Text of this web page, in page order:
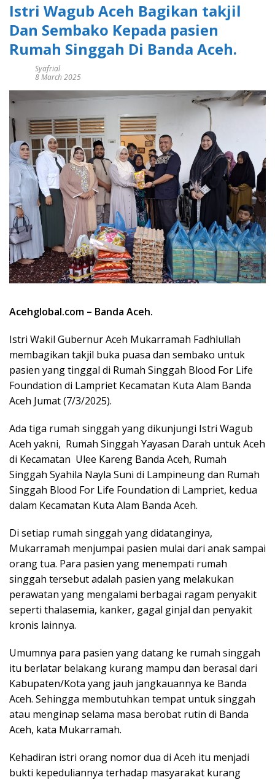
Istri Wagub Aceh Bagikan takjil
Dan Sembako Kepada pasien
Rumah Singgah Di Banda Aceh.
Syafrial
8 March 2025
Acehglobal.com – Banda Aceh.
Istri Wakil Gubernur Aceh Mukarramah Fadhlullah
membagikan takjil buka puasa dan sembako untuk
pasien yang tinggal di Rumah Singgah Blood For Life
Foundation di Lampriet Kecamatan Kuta Alam Banda
Aceh Jumat (7/3/2025).
Ada tiga rumah singgah yang dikunjungi Istri Wagub
Aceh yakni, Rumah Singgah Yayasan Darah untuk Aceh
di Kecamatan Ulee Kareng Banda Aceh, Rumah
Singgah Syahila Nayla Suni di Lampineung dan Rumah
Singgah Blood For Life Foundation di Lampriet, kedua
dalam Kecamatan Kuta Alam Banda Aceh.
Di setiap rumah singgah yang didatanginya,
Mukarramah menjumpai pasien mulai dari anak sampai
orang tua. Para pasien yang menempati rumah
singgah tersebut adalah pasien yang melakukan
perawatan yang mengalami berbagai ragam penyakit
seperti thalasemia, kanker, gagal ginjal dan penyakit
kronis lainnya.
Umumnya para pasien yang datang ke rumah singgah
itu berlatar belakang kurang mampu dan berasal dari
Kabupaten/Kota yang jauh jangkauannya ke Banda
Aceh. Sehingga membutuhkan tempat untuk singgah
atau menginap selama masa berobat rutin di Banda
Aceh, kata Mukarramah.
Kehadiran istri orang nomor dua di Aceh itu menjadi
bukti kepeduliannya terhadap masyarakat kurang